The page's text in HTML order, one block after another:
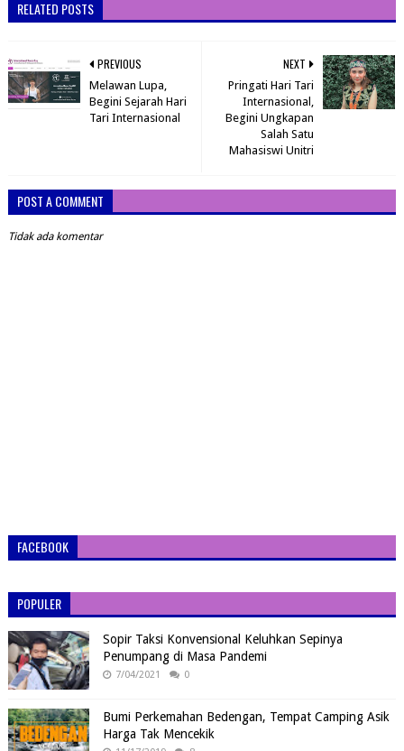
RELATED POSTS
NEXT
Pringati Hari Tari
Internasional,
Begini Ungkapan
Salah Satu
Mahasiswi Unitri
PREVIOUS
Melawan Lupa,
Begini Sejarah Hari
Tari Internasional
POST A COMMENT
Tidak ada komentar
FACEBOOK
POPULER
Sopir Taksi Konvensional Keluhkan Sepinya
Penumpang di Masa Pandemi
7/04/2021 0
Bumi Perkemahan Bedengan, Tempat Camping Asik
Harga Tak Mencekik